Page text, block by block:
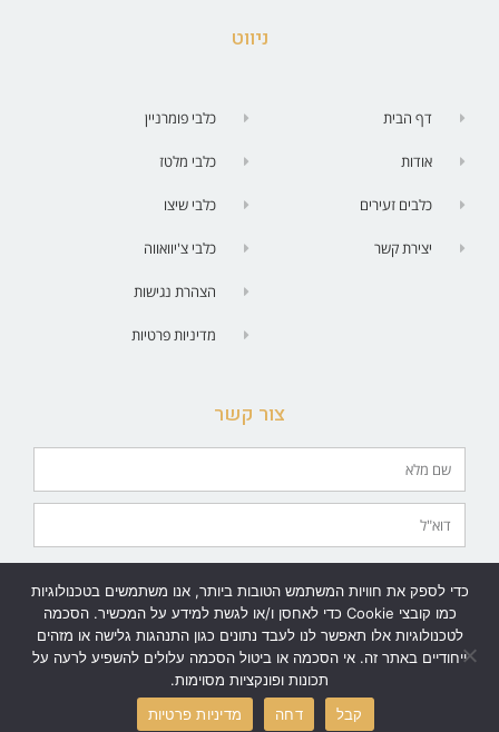
ניווט
דף הבית
אודות
כלבים זעירים
יצירת קשר
כלבי פומרניין
כלבי מלטז
כלבי שיצו
כלבי צ'יוואווה
הצהרת נגישות
מדיניות פרטיות
צור קשר
שלח
Made with ❤️ by Astrateg
כדי לספק את חוויות המשתמש הטובות ביותר, אנו משתמשים בטכנולוגיות
כמו קובצי Cookie כדי לאחסן ו/או לגשת למידע על המכשיר. הסכמה
לטכנולוגיות אלו תאפשר לנו לעבד נתונים כגון התנהגות גלישה או מזהים
ייחודיים באתר זה. אי הסכמה או ביטול הסכמה עלולים להשפיע לרעה על
תכונות ופונקציות מסוימות.
קבל
דחה מדיניות פרטיות